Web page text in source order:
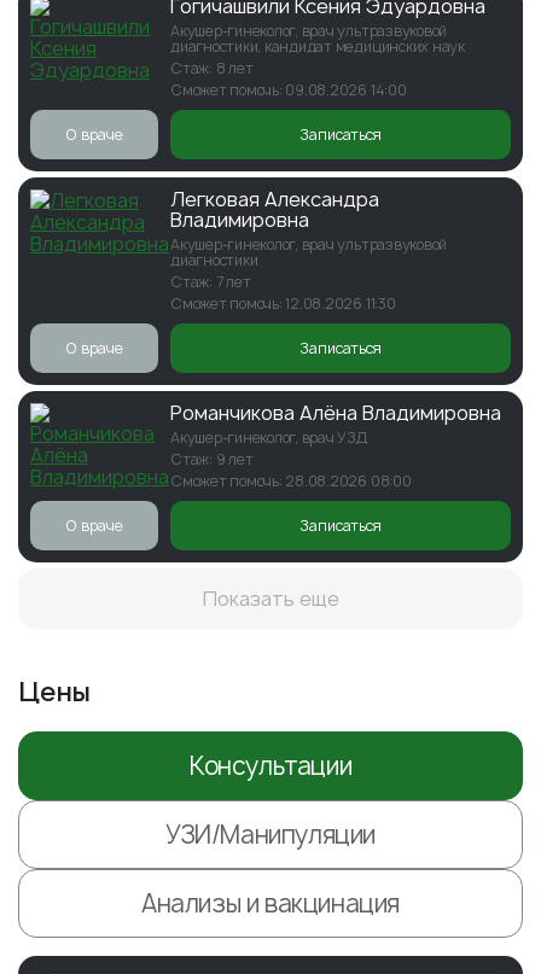
Гогичашвили Ксения Эдуардовна
Акушер-гинеколог, врач ультразвуковой
диагностики, кандидат медицинских наук
Стаж: 8 лет
Сможет помочь: 09.08.2026 14:00
О враче Записаться
Легковая Александра
Владимировна
Акушер-гинеколог, врач ультразвуковой
диагностики
Стаж: 7 лет
Сможет помочь: 12.08.2026 11:30
О враче Записаться
Романчикова Алёна Владимировна
Акушер-гинеколог, врач УЗД
Стаж: 9 лет
Сможет помочь: 28.08.2026 08:00
О враче Записаться
Показать еще
Цены
Консультации
УЗИ/Манипуляции
Анализы и вакцинация